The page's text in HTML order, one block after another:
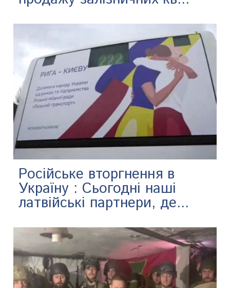
Російське вторгнення в
Україну : Сьогодні наші
латвійські партнери, де...